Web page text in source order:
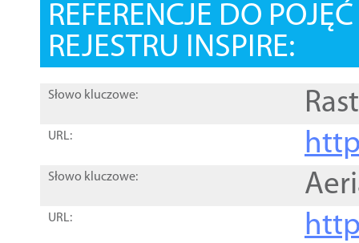
REFERENCJE DO
REJESTRU INSPIRE:
Słowo kluczowe:
URL:
Słowo kluczowe:
URL: